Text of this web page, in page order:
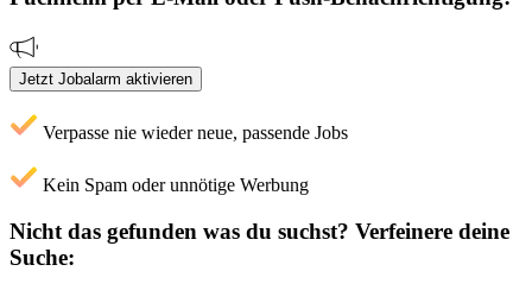
Jetzt Jobalarm aktivieren
Verpasse nie wieder neue, passende Jobs
Kein Spam oder unnötige Werbung
Nicht das gefunden was du suchst? Verfeinere deine
Suche: